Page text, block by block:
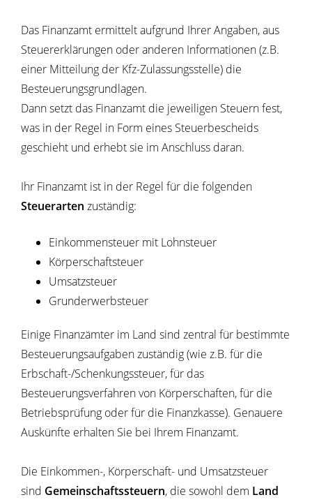
Das Finanzamt ermittelt aufgrund Ihrer Angaben, aus
Steuererklärungen oder anderen Informationen (z.B.
einer Mitteilung der Kfz-Zulassungsstelle) die
Besteuerungsgrundlagen.
Dann setzt das Finanzamt die jeweiligen Steuern fest,
was in der Regel in Form eines Steuerbescheids
geschieht und erhebt sie im Anschluss daran.
Ihr Finanzamt ist in der Regel für die folgenden
Steuerarten zuständig:
Einkommensteuer mit Lohnsteuer
Körperschaftsteuer
Umsatzsteuer
Grunderwerbsteuer
Einige Finanzämter im Land sind zentral für bestimmte
Besteuerungsaufgaben zuständig (wie z.B. für die
Erbschaft-/Schenkungssteuer, für das
Besteuerungsverfahren von Körperschaften, für die
Betriebsprüfung oder für die Finanzkasse). Genauere
Auskünfte erhalten Sie bei Ihrem Finanzamt.
Die Einkommen-, Körperschaft- und Umsatzsteuer
sind Gemeinschaftssteuern, die sowohl dem Land